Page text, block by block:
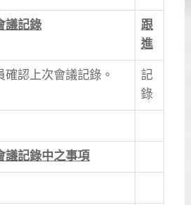
議記錄
跟
進
認上次會議記錄。
記
錄
議記錄中之事項